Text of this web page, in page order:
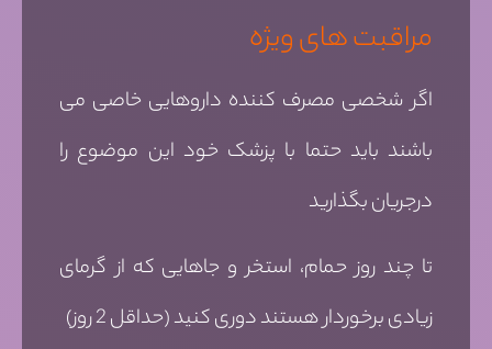
مراقبت های ویژه
اگر شخصی مصرف کننده داروهایی خاصی می
باشند باید حتما با پزشک خود این موضوع را
درجریان بگذارید
تا چند روز حمام، استخر و جاهایی که از گرمای
زیادی برخوردار هستند دوری کنید (حداقل 2 روز)